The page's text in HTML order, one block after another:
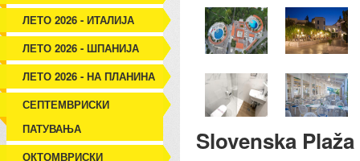
ЛЕТО 2026 - ИТАЛИЈА
ЛЕТО 2026 - ШПАНИЈА
ЛЕТО 2026 - НА ПЛАНИНА
СЕПТЕМВРИСКИ
ПАТУВАЊА
ОКТОМВРИСКИ
Slovenska Plaža